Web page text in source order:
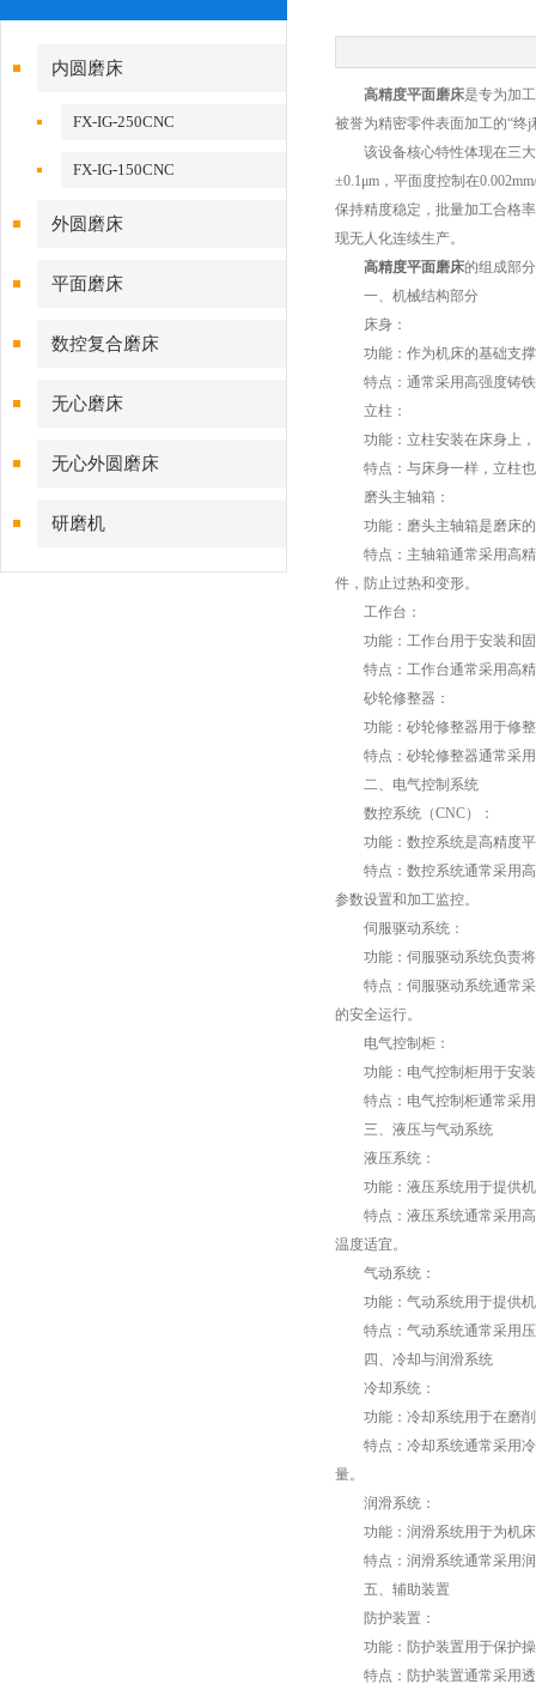
内圆磨床
FX-IG-250CNC
FX-IG-150CNC
外圆磨床
平面磨床
数控复合磨床
无心磨床
无心外圆磨床
研磨机
高精度平面磨床是专为加
被誉为精密零件表面加工的“终j
该设备核心特性体现在三大
±0.1μm，平面度控制在
保持精度稳定，批量加工合格
现无人化连续生产。
高精度平面磨床的组成部
一、机械结构部分
床身：
功能：作为机床的基础支撑
特点：通常采用高强度铸铁
立柱：
功能：立柱安装在床身上，
特点：与床身一样，立柱也
磨头主轴箱：
功能：磨头主轴箱是磨床的
特点：主轴箱通常采用高精
件，防止过热和变形。
工作台：
功能：工作台用于安装和固
特点：工作台通常采用高精
砂轮修整器：
功能：砂轮修整器用于修整
特点：砂轮修整器通常采用
二、电气控制系统
数控系统（CNC）：
功能：数控系统是高精度平
特点：数控系统通常采用高
参数设置和加工监控。
伺服驱动系统：
功能：伺服驱动系统负责将
特点：伺服驱动系统通常采
的安全运行。
电气控制柜：
功能：电气控制柜用于安装
特点：电气控制柜通常采用
三、液压与气动系统
液压系统：
功能：液压系统用于提供机
特点：液压系统通常采用高
温度适宜。
气动系统：
功能：气动系统用于提供机
特点：气动系统通常采用压
四、冷却与润滑系统
冷却系统：
功能：冷却系统用于在磨削
特点：冷却系统通常采用冷
量。
润滑系统：
功能：润滑系统用于为机床
特点：润滑系统通常采用润
五、辅助装置
防护装置：
功能：防护装置用于保护操
特点：防护装置通常采用透